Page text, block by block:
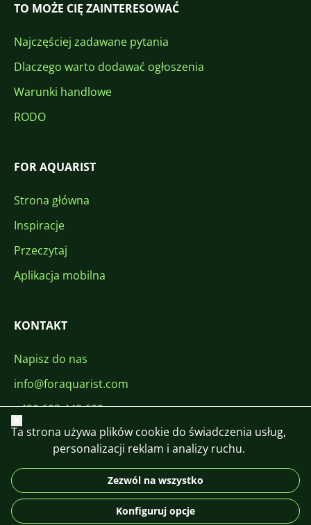
TO MOŻE CIĘ ZAINTERESOWAĆ
Najczęściej zadawane pytania
Dlaczego warto dodawać ogłoszenia
Warunki handlowe
RODO
FOR AQUARIST
Strona główna
Inspiracje
Przeczytaj
Aplikacja mobilna
KONTAKT
Napisz do nas
info@foraquarist.com
+420 603 449 602
DE
Zamknij
Ta strona używa plików cookie do świadczenia usług,
personalizacji reklam i analizy ruchu.
Zezwól na wszystko
Konfiguruj opcje